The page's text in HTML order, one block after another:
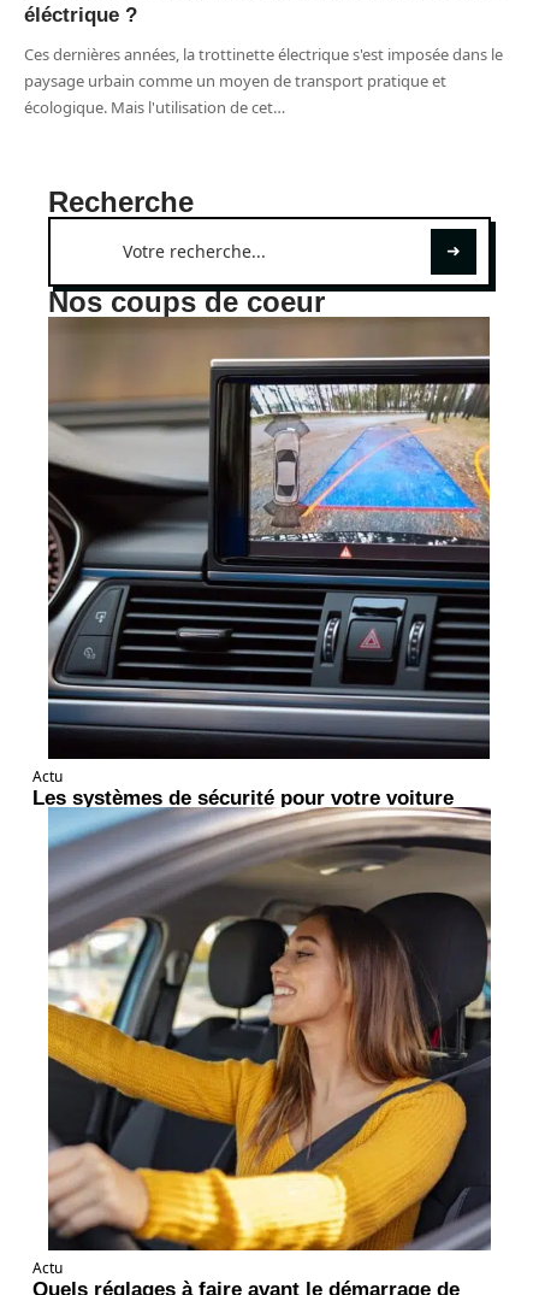
éléctrique ?
Ces dernières années, la trottinette électrique s'est imposée dans le
paysage urbain comme un moyen de transport pratique et
écologique. Mais l'utilisation de cet…
Recherche
Nos coups de coeur
Actu
Les systèmes de sécurité pour votre voiture
Actu
Quels réglages à faire avant le démarrage de